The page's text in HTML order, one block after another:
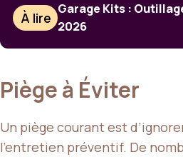
À lire
Garage Kits :
2026
Piège à Éviter
Un piège courant est
l’entretien préventif. De